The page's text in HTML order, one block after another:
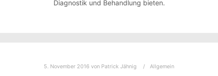
Diagnostik und Behandlung bieten.
5. November 2016 von Patrick Jähnig Allgemein